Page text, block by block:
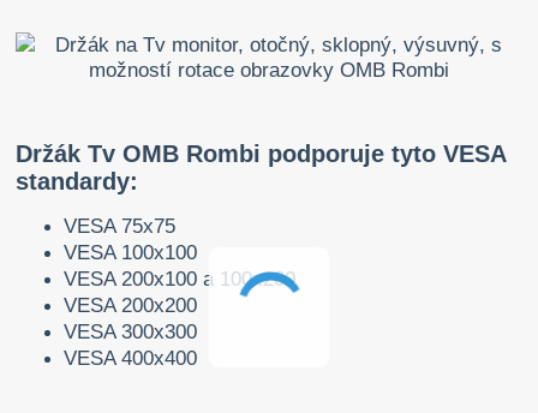
Držák Tv OMB Rombi podporuje tyto VESA
standardy:
VESA 75x75
VESA 100x100
VESA 200x100 a 100x200
VESA 200x200
VESA 300x300
VESA 400x400